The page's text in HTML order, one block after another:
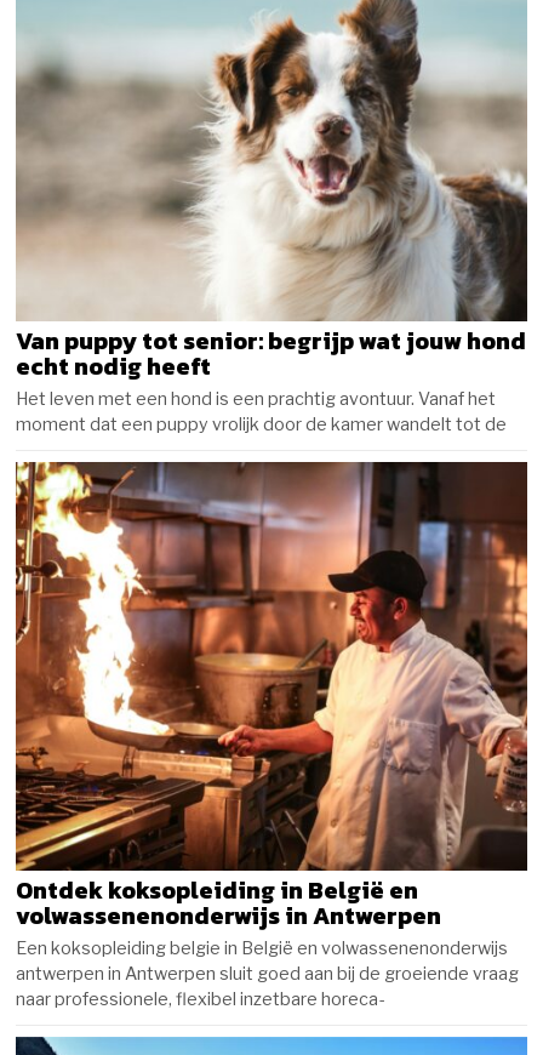
Van puppy tot senior: begrijp wat jouw hond
echt nodig heeft
Het leven met een hond is een prachtig avontuur. Vanaf het
moment dat een puppy vrolijk door de kamer wandelt tot de
Ontdek koksopleiding in België en
volwassenenonderwijs in Antwerpen
Een koksopleiding belgie in België en volwassenenonderwijs
antwerpen in Antwerpen sluit goed aan bij de groeiende vraag
naar professionele, flexibel inzetbare horeca-